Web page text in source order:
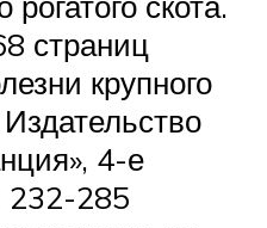
страниц
крупного
Издательство
4-е
232-285